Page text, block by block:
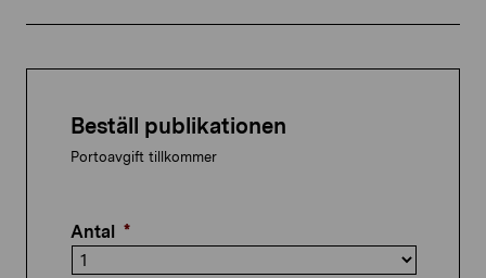
Beställ publikationen
Portoavgift tillkommer
Antal *